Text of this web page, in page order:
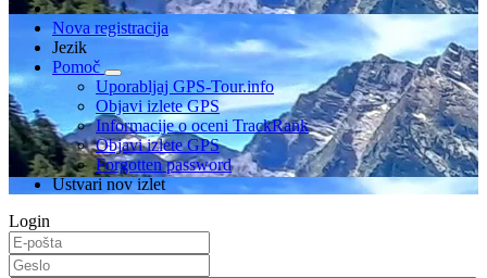
Nova registracija
Jezik
Pomoč
Uporabljaj GPS-Tour.info
Objavi izlete GPS
Informacije o oceni TrackRank
Objavi izlete GPS
Forgotten password
Ustvari nov izlet
Login